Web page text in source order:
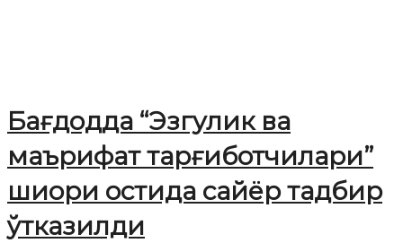
Бағдодда “Эзгулик ва
маърифат тарғиботчилари”
шиори остида сайёр тадбир
ўтказилди